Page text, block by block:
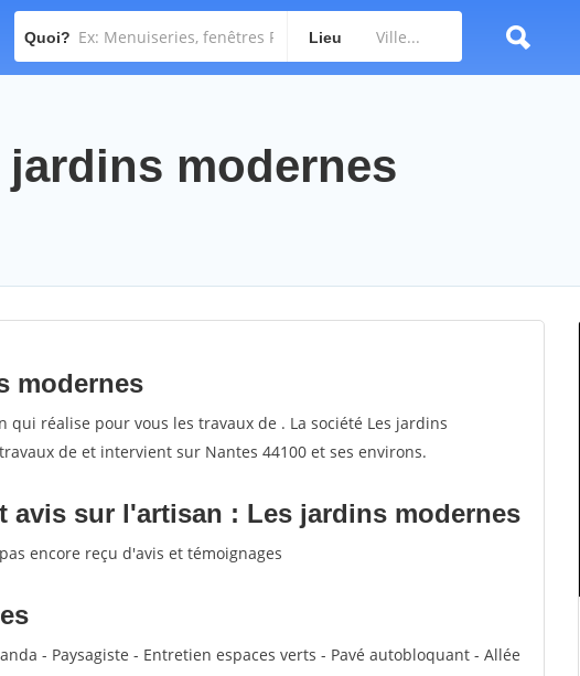
Quoi? Lieu
modernes
modernes
qui réalise pour vous les travaux de . La société Les jardins
de et intervient sur Nantes 44100 et ses environs.
avis sur l'artisan : Les jardins modernes
encore reçu d'avis et témoignages
- Paysagiste - Entretien espaces verts - Pavé autobloquant - Allée